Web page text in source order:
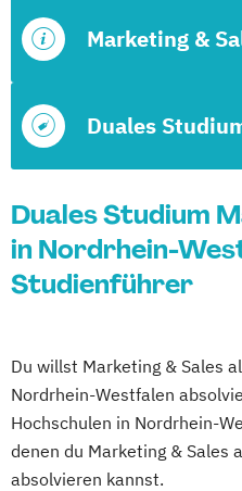
Duales
Marketing &
Duales Studium
in Nordrhein-
Studienführer
Du willst Marketing & Sales
Nordrhein-Westfalen
Hochschulen in Nordrhein-
denen du Marketing & Sales
absolvieren kannst.